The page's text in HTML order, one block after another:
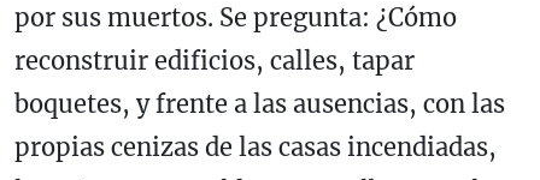
por sus muertos. Se pregunta: ¿Cómo
reconstruir edificios, calles, tapar
boquetes, y frente a las ausencias, con las
propias cenizas de las casas incendiadas,